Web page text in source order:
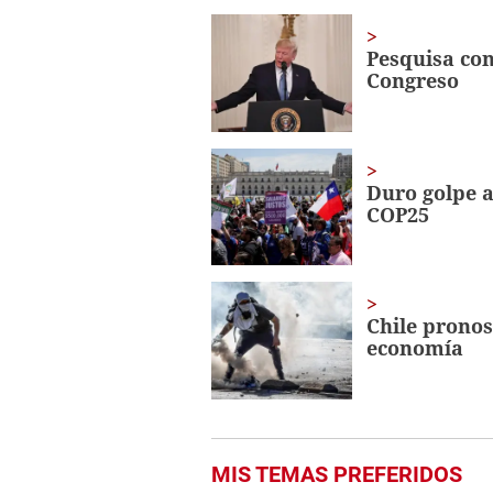
secondsVolume
0%
Pesquisa
Congreso
Duro golpe
COP25
Chile
economía
MIS TEMAS PREFERIDOS